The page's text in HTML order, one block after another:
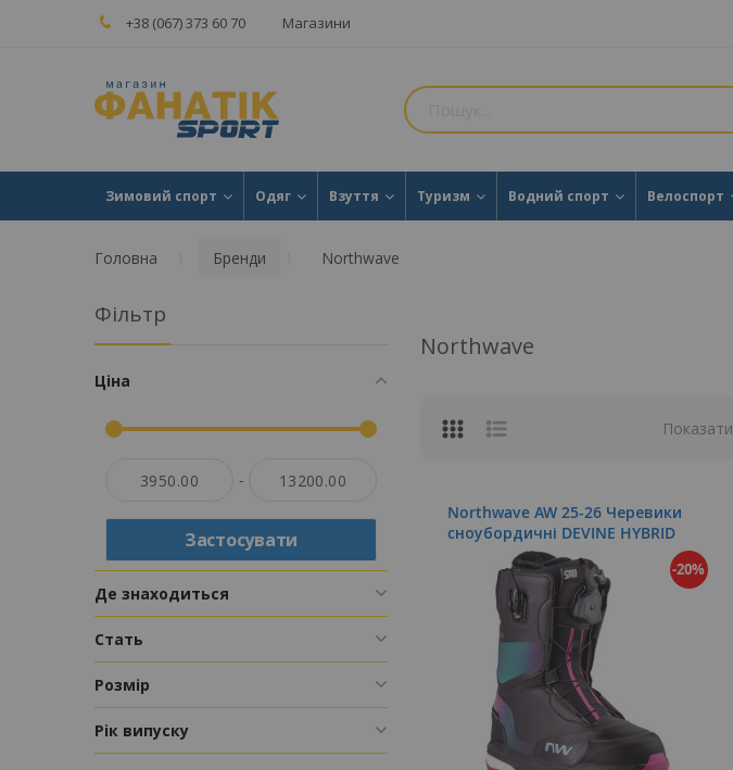
+38 (067) 373 60 70 Магазини
Зимовий спорт Одяг Взуття Туризм Водний спорт Велоспорт
Головна Бренди Northwave
Northwave
Показати
Northwave AW 25-26 Черевики
cноубордичні DEVINE HYBRID
-20%
Фільтр
Ціна
-
Застосувати
Де знаходиться
Стать
Розмір
Рік випуску